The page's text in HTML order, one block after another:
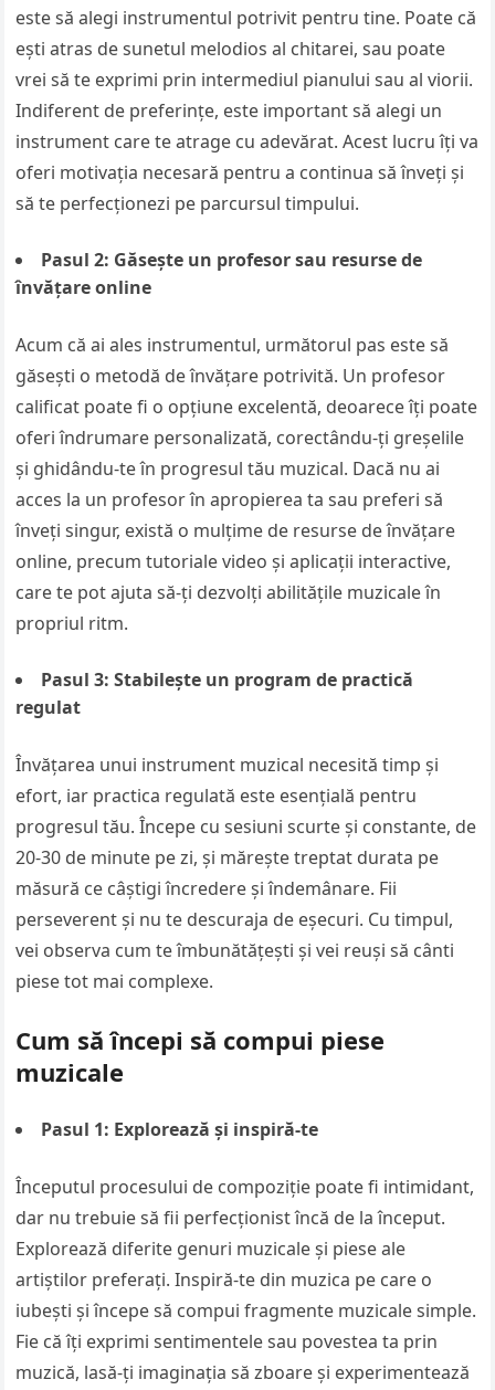
este să alegi instrumentul potrivit pentru tine. Poate că
ești atras de sunetul melodios al chitarei, sau poate
vrei să te exprimi prin intermediul pianului sau al viorii.
Indiferent de preferințe, este important să alegi un
instrument care te atrage cu adevărat. Acest lucru îți va
oferi motivația necesară pentru a continua să înveți și
să te perfecționezi pe parcursul timpului.
Pasul 2: Găsește un profesor sau resurse de
învățare online
Acum că ai ales instrumentul, următorul pas este să
găsești o metodă de învățare potrivită. Un profesor
calificat poate fi o opțiune excelentă, deoarece îți poate
oferi îndrumare personalizată, corectându-ți greșelile
și ghidându-te în progresul tău muzical. Dacă nu ai
acces la un profesor în apropierea ta sau preferi să
înveți singur, există o mulțime de resurse de învățare
online, precum tutoriale video și aplicații interactive,
care te pot ajuta să-ți dezvolți abilitățile muzicale în
propriul ritm.
Pasul 3: Stabilește un program de practică
regulat
Învățarea unui instrument muzical necesită timp și
efort, iar practica regulată este esențială pentru
progresul tău. Începe cu sesiuni scurte și constante, de
20-30 de minute pe zi, și mărește treptat durata pe
măsură ce câștigi încredere și îndemânare. Fii
perseverent și nu te descuraja de eșecuri. Cu timpul,
vei observa cum te îmbunătățești și vei reuși să cânti
piese tot mai complexe.
Cum să începi să compui piese
muzicale
Pasul 1: Explorează și inspiră-te
Începutul procesului de compoziție poate fi intimidant,
dar nu trebuie să fii perfecționist încă de la început.
Explorează diferite genuri muzicale și piese ale
artiștilor preferați. Inspiră-te din muzica pe care o
iubești și începe să compui fragmente muzicale simple.
Fie că îți exprimi sentimentele sau povestea ta prin
muzică, lasă-ți imaginația să zboare și experimentează